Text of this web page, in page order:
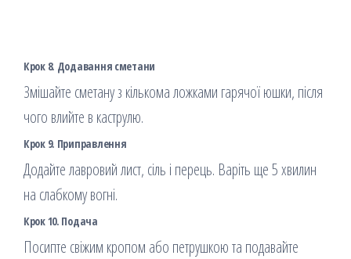
Крок 8. Додавання сметани
Змішайте сметану з кількома ложками гарячої юшки, після
чого влийте в каструлю.
Крок 9. Приправлення
Додайте лавровий лист, сіль і перець. Варіть ще 5 хвилин
на слабкому вогні.
Крок 10. Подача
Посипте свіжим кропом або петрушкою та подавайте